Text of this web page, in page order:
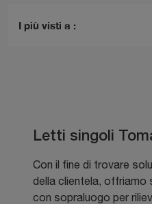
I più visti a :
Letti singoli
Con il fine di trovare
della clientela,
con sopraluogo per